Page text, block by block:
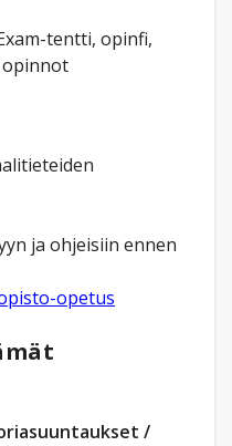
tentti, opinfi,
ja ohjeisiin ennen
opetus
/